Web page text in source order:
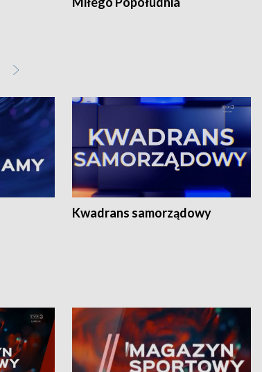
Kwadrans samorządowy